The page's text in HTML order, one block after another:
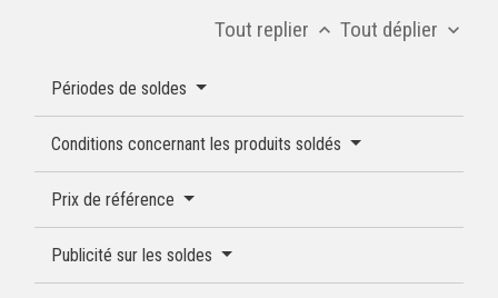
Tout replier keyboard_arrow_up Tout déplier keyboard_arrow_down
Périodes de soldes
Conditions concernant les produits soldés
Prix de référence
Publicité sur les soldes